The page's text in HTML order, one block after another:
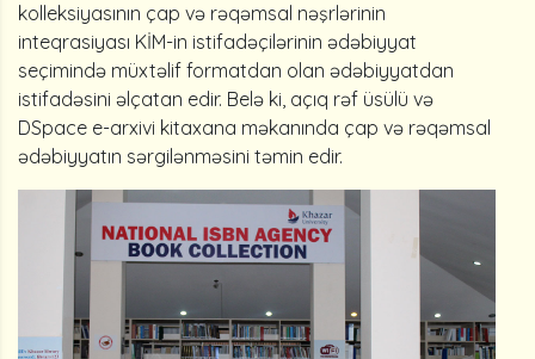
kolleksiyasının çap və rəqəmsal nəşrlərinin
inteqrasiyası KİM-in istifadəçilərinin ədəbiyyat
seçimində müxtəlif formatdan olan ədəbiyyatdan
istifadəsini əlçatan edir. Belə ki, açıq rəf üsülü və
DSpace e-arxivi kitaxana məkanında çap və rəqəmsal
ədəbiyyatın sərgilənməsini təmin edir.